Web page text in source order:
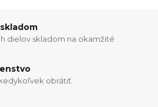
dielov skladom na okamžité
obrátiť.